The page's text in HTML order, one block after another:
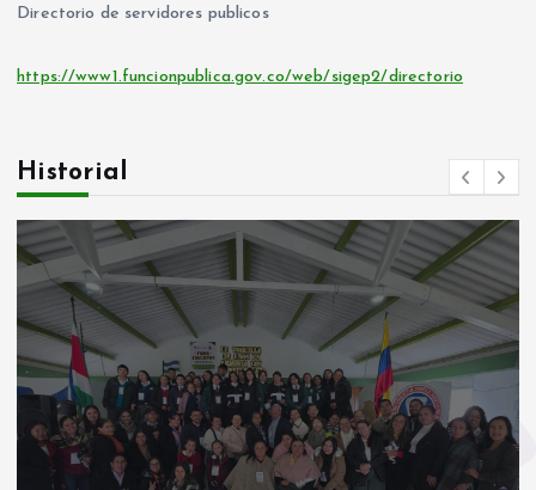
Directorio de servidores publicos
https://www1.funcionpublica.gov.co/web/sigep2/directorio
Historial